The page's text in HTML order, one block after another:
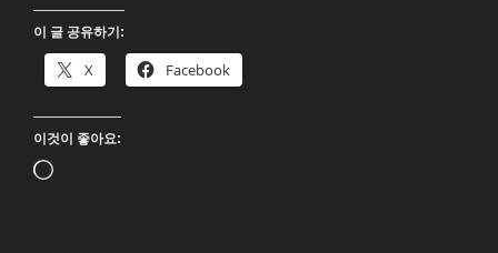
이 글 공유하기:
X Facebook
이것이 좋아요:
로